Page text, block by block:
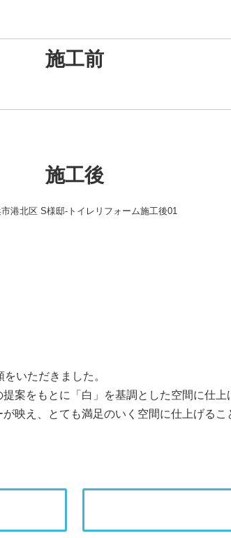
施工前
施工後
いただきました。
案をもとに「白」を基調とした空間に仕上
映え、とても満足のいく空間に仕上げるこ